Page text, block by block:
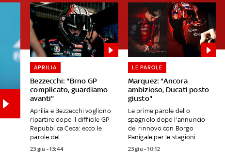
Bezzecchi: "Brno GP
complicato, guardiamo
avanti"
APRILIA
Aprilia e Bezzecchi vogliono
ripartire dopo il difficile GP
Repubblica Ceca: ecco le
parole del...
23 giu - 13:44
Marquez: "Ancora
ambizioso, Ducati posto
giusto"
LE PAROLE
Le prime parole dello
spagnolo dopo l'annuncio
del rinnovo con Borgo
Panigale per le stagioni...
23 giu - 10:12